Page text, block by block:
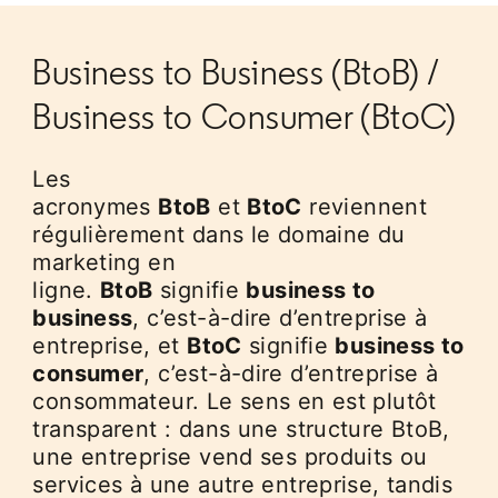
Business to Business (BtoB) /
Business to Consumer (BtoC)
Les
acronymes BtoB et BtoC reviennent
régulièrement dans le domaine du
marketing en
ligne. BtoB signifie business to
business, c’est-à-dire d’entreprise à
entreprise, et BtoC signifie business to
consumer, c’est-à-dire d’entreprise à
consommateur. Le sens en est plutôt
transparent : dans une structure BtoB,
une entreprise vend ses produits ou
services à une autre entreprise, tandis